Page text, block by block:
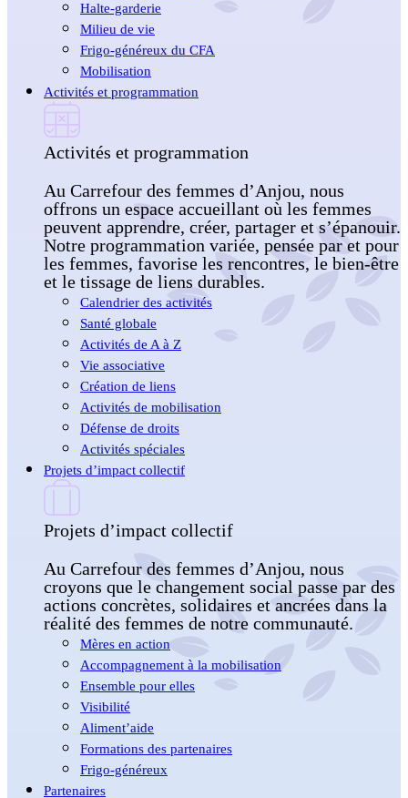
Halte-garderie
Milieu de vie
Frigo-généreux du CFA
Mobilisation
Activités et programmation
Activités et programmation
Au Carrefour des femmes d’Anjou, nous
offrons un espace accueillant où les femmes
peuvent apprendre, créer, partager et s’épanouir.
Notre programmation variée, pensée par et pour
les femmes, favorise les rencontres, le bien-être
et le tissage de liens durables.
Calendrier des activités
Santé globale
Activités de A à Z
Vie associative
Création de liens
Activités de mobilisation
Défense de droits
Activités spéciales
Projets d’impact collectif
Projets d’impact collectif
Au Carrefour des femmes d’Anjou, nous
croyons que le changement social passe par des
actions concrètes, solidaires et ancrées dans la
réalité des femmes de notre communauté.
Mères en action
Accompagnement à la mobilisation
Ensemble pour elles
Visibilité
Aliment’aide
Formations des partenaires
Frigo-généreux
Partenaires